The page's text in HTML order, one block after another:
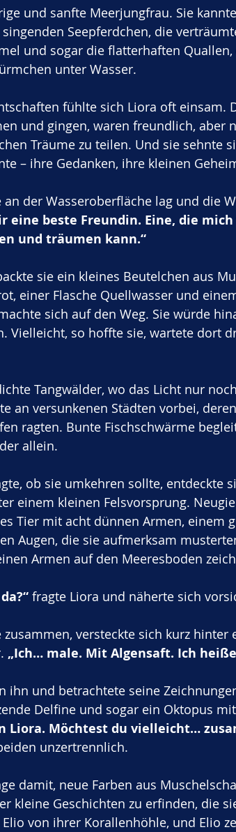
und sanfte Meerjungfrau. Sie
Seepferdchen, die
und sogar die flatterhaften
unter Wasser.
fühlte sich Liora oft einsam.
und gingen, waren freundlich, aber
Träume zu teilen. Und sie sehnte
– ihre Gedanken, ihre kleinen
an der Wasseroberfläche lag und die
eine beste Freundin. Eine, die
und träumen kann.“
sie ein kleines Beutelchen aus
einer Flasche Quellwasser und
sich auf den Weg. Sie würde
Vielleicht, so hoffte sie, wartete dort
Tangwälder, wo das Licht nur
an versunkenen Städten vorbei,
ragten. Bunte Fischschwärme
allein.
ob sie umkehren sollte, entdeckte
einem kleinen Felsvorsprung.
Tier mit acht dünnen Armen, einem
Augen, die sie aufmerksam
Armen auf den Meeresboden
fragte Liora und näherte sich
versteckte sich kurz hinter
„Ich… male. Mit Algensaft. Ich
ihn und betrachtete seine
Delfine und sogar ein Oktopus
Liora. Möchtest du vielleicht…
unzertrennlich.
damit, neue Farben aus
kleine Geschichten zu erfinden, die
von ihrer Korallenhöhle, und Elio